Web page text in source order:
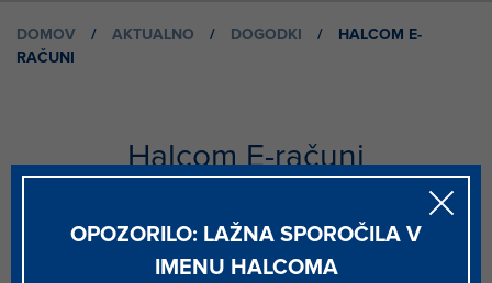
DOMOV / AKTUALNO / DOGODKI /
HALCOM E-
RAČUNI
Halcom E-računi
Spoštovani.
OPOZORILO: LAŽNA SPOROČILA V
IMENU HALCOMA